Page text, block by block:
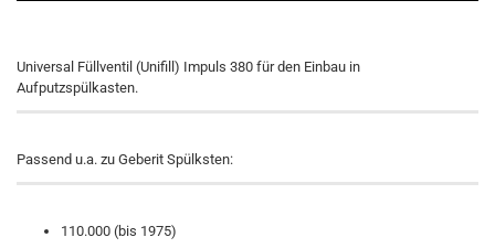
Universal Füllventil (Unifill) Impuls 380 für den Einbau in
Aufputzspülkasten.
Passend u.a. zu Geberit Spülksten:
110.000 (bis 1975)